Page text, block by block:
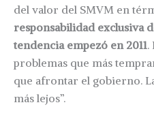
del valor del SMVM en
responsabilidad exclusiva
tendencia empezó en 2011.
problemas que más
que afrontar el gobierno.
más lejos”.